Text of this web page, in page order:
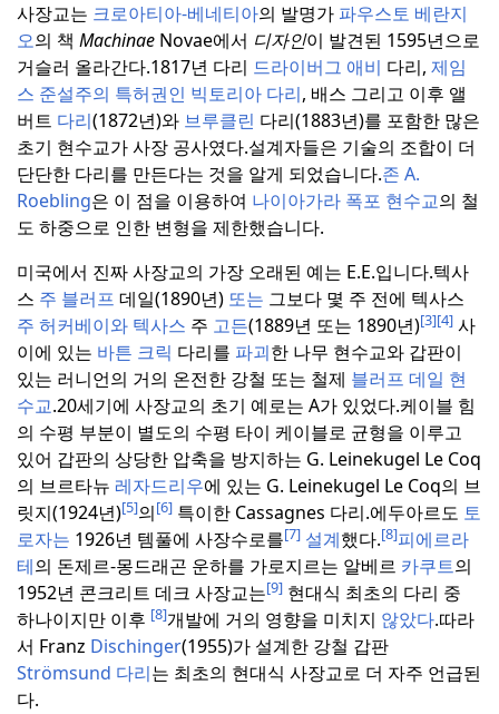
사장교는 크로아티아-베네티아의 발명가 파우스토 베란지
오의 책 Machinae Novae에서 디자인이 발견된 1595년으로
거슬러 올라간다.1817년 다리 드라이버그 애비 다리, 제임
스 준설주의 특허권인 빅토리아 다리, 배스 그리고 이후 앨
버트 다리(1872년)와 브루클린 다리(1883년)를 포함한 많은
초기 현수교가 사장 공사였다.설계자들은 기술의 조합이 더
단단한 다리를 만든다는 것을 알게 되었습니다.존 A.
Roebling은 이 점을 이용하여 나이아가라 폭포 현수교의 철
도 하중으로 인한 변형을 제한했습니다.
미국에서 진짜 사장교의 가장 오래된 예는 E.E.입니다.텍사
스 주 블러프 데일(1890년) 또는 그보다 몇 주 전에 텍사스
주 허커베이와 텍사스 주 고든(1889년 또는 1890년)[3][4] 사
이에 있는 바튼 크릭 다리를 파괴한 나무 현수교와 갑판이
있는 러니언의 거의 온전한 강철 또는 철제 블러프 데일 현
수교.20세기에 사장교의 초기 예로는 A가 있었다.케이블 힘
의 수평 부분이 별도의 수평 타이 케이블로 균형을 이루고
있어 갑판의 상당한 압축을 방지하는 G. Leinekugel Le Coq
의 브르타뉴 레자드리우에 있는 G. Leinekugel Le Coq의 브
릿지(1924년)[5]의[6] 특이한 Cassagnes 다리.에두아르도 토
로자는 1926년 템풀에 사장수로를[7] 설계했다.[8]피에르라
테의 돈제르-몽드래곤 운하를 가로지르는 알베르 카쿠트의
1952년 콘크리트 데크 사장교는[9] 현대식 최초의 다리 중
하나이지만 이후 [8]개발에 거의 영향을 미치지 않았다.따라
서 Franz Dischinger(1955)가 설계한 강철 갑판
Strömsund 다리는 최초의 현대식 사장교로 더 자주 언급된
다.